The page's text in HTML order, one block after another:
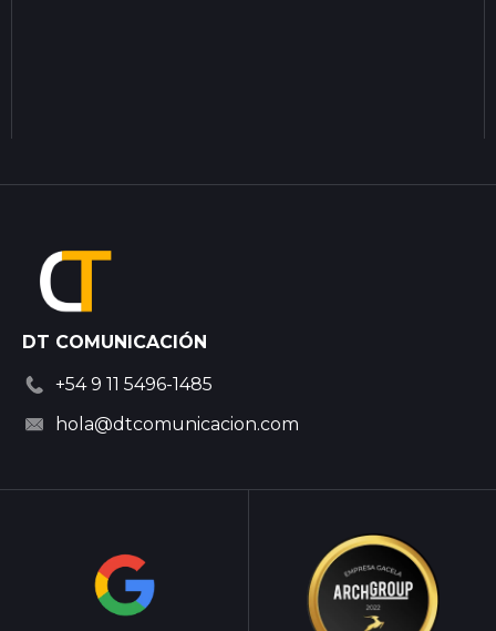
DT COMUNICACIÓN
+54 9 11 5496-1485
hola@dtcomunicacion.com